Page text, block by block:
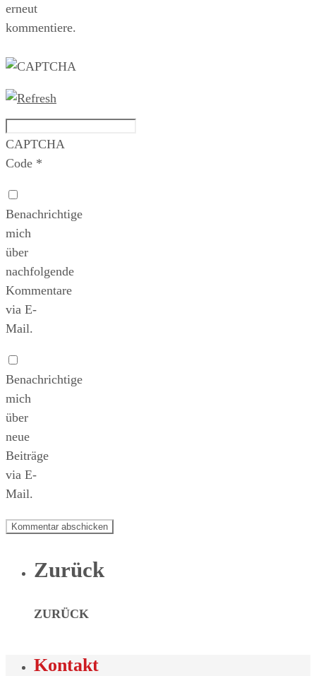
erneut
kommentiere.
CAPTCHA
Code *
Benachrichtige
mich
über
nachfolgende
Kommentare
via E-
Mail.
Benachrichtige
mich
über
neue
Beiträge
via E-
Mail.
Zurück
ZURÜCK
Kontakt